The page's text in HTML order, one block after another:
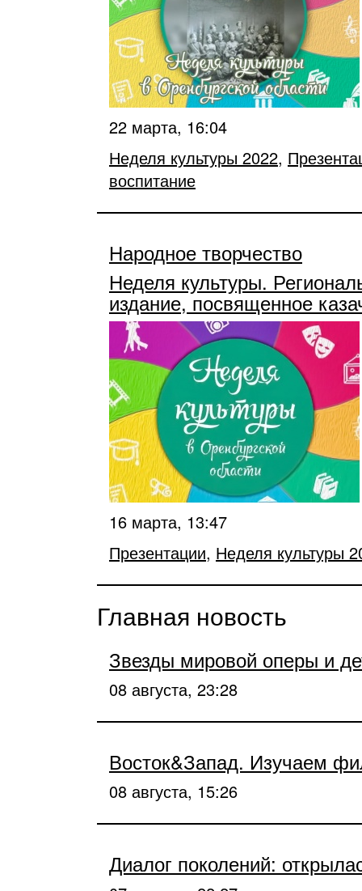
22 марта, 16:04
Неделя культуры 2022,
воспитание
Народное творчество
Неделя культуры.
издание, посвященное
16 марта, 13:47
Презентации, Неделя культуры
Главная новость
Звезды мировой оперы и
08 августа, 23:28
Восток&Запад. Изучаем
08 августа, 15:26
Диалог поколений: